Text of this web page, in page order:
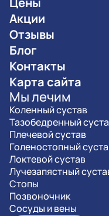
Акции
Отзывы
Блог
Контакты
Карта сайта
Мы лечим
Коленный сустав
Тазобедренный
Плечевой сустав
Голеностопный
Локтевой сустав
Лучезапястный
Стопы
Позвоночник
Сосуды и вены